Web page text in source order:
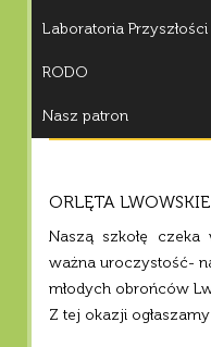
Laboratoria Przyszłości
RODO
Nasz patron
ORLĘTA
Naszą szkołę
ważna uroczystość-
młodych obrońców
Z tej okazji